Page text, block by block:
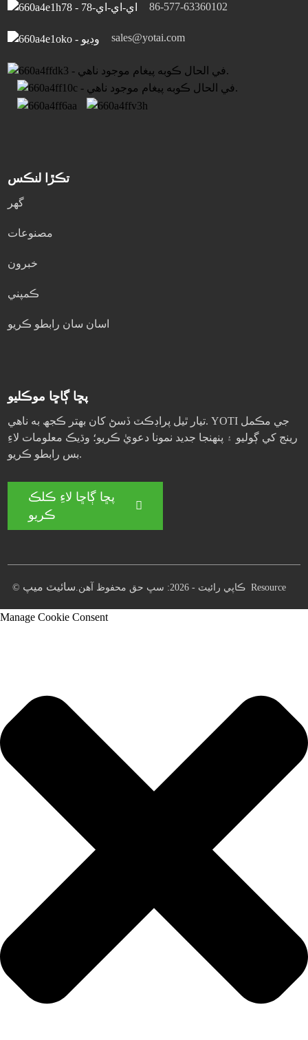
86-577-63360102
sales@yotai.com
تڪڙا لنڪس
گھر
مصنوعات
خبرون
ڪمپني
اسان سان رابطو ڪريو
پڇا ڳاڇا موڪليو
تيار ٿيل پراڊڪٽ ڏسڻ کان بهتر ڪجھ به ناهي. YOTI جي مڪمل
رينج کي ڳوليو ۽ پنهنجا جديد نمونا دعويٰ ڪريو؛ وڌيڪ معلومات لاءِ
بس رابطو ڪريو.
پڇا ڳاڇا لاءِ ڪلڪ
ڪريو
© ڪاپي رائيٽ - 2026: سڀ حق محفوظ آهن. سائيٽ ميپ Resource
Manage Cookie Consent